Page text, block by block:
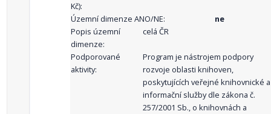
Kč):
Územní dimenze ANO/NE:
ne
Popis územní
dimenze:
celá ČR
Podporované
aktivity:
Program je nástrojem podpory
rozvoje oblasti knihoven,
poskytujících veřejné knihovnické a
informační služby dle zákona č.
257/2001 Sb., o knihovnách a